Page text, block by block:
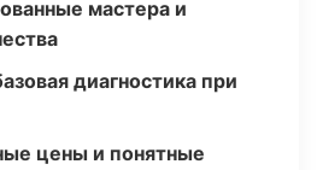
мастера и
диагностика при
цены и понятные